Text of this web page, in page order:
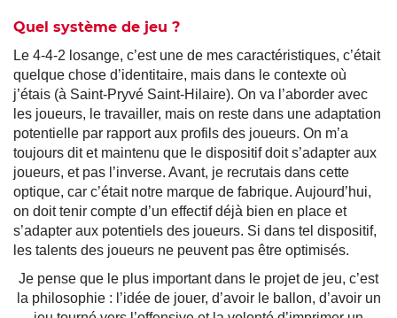
Quel système de jeu ?
Le 4-4-2 losange, c’est une de mes caractéristiques, c’était
quelque chose d’identitaire, mais dans le contexte où
j’étais (à Saint-Pryvé Saint-Hilaire). On va l’aborder avec
les joueurs, le travailler, mais on reste dans une adaptation
potentielle par rapport aux profils des joueurs. On m’a
toujours dit et maintenu que le dispositif doit s’adapter aux
joueurs, et pas l’inverse. Avant, je recrutais dans cette
optique, car c’était notre marque de fabrique. Aujourd’hui,
on doit tenir compte d’un effectif déjà bien en place et
s’adapter aux potentiels des joueurs. Si dans tel dispositif,
les talents des joueurs ne peuvent pas être optimisés.
Je pense que le plus important dans le projet de jeu, c’est
la philosophie : l’idée de jouer, d’avoir le ballon, d’avoir un